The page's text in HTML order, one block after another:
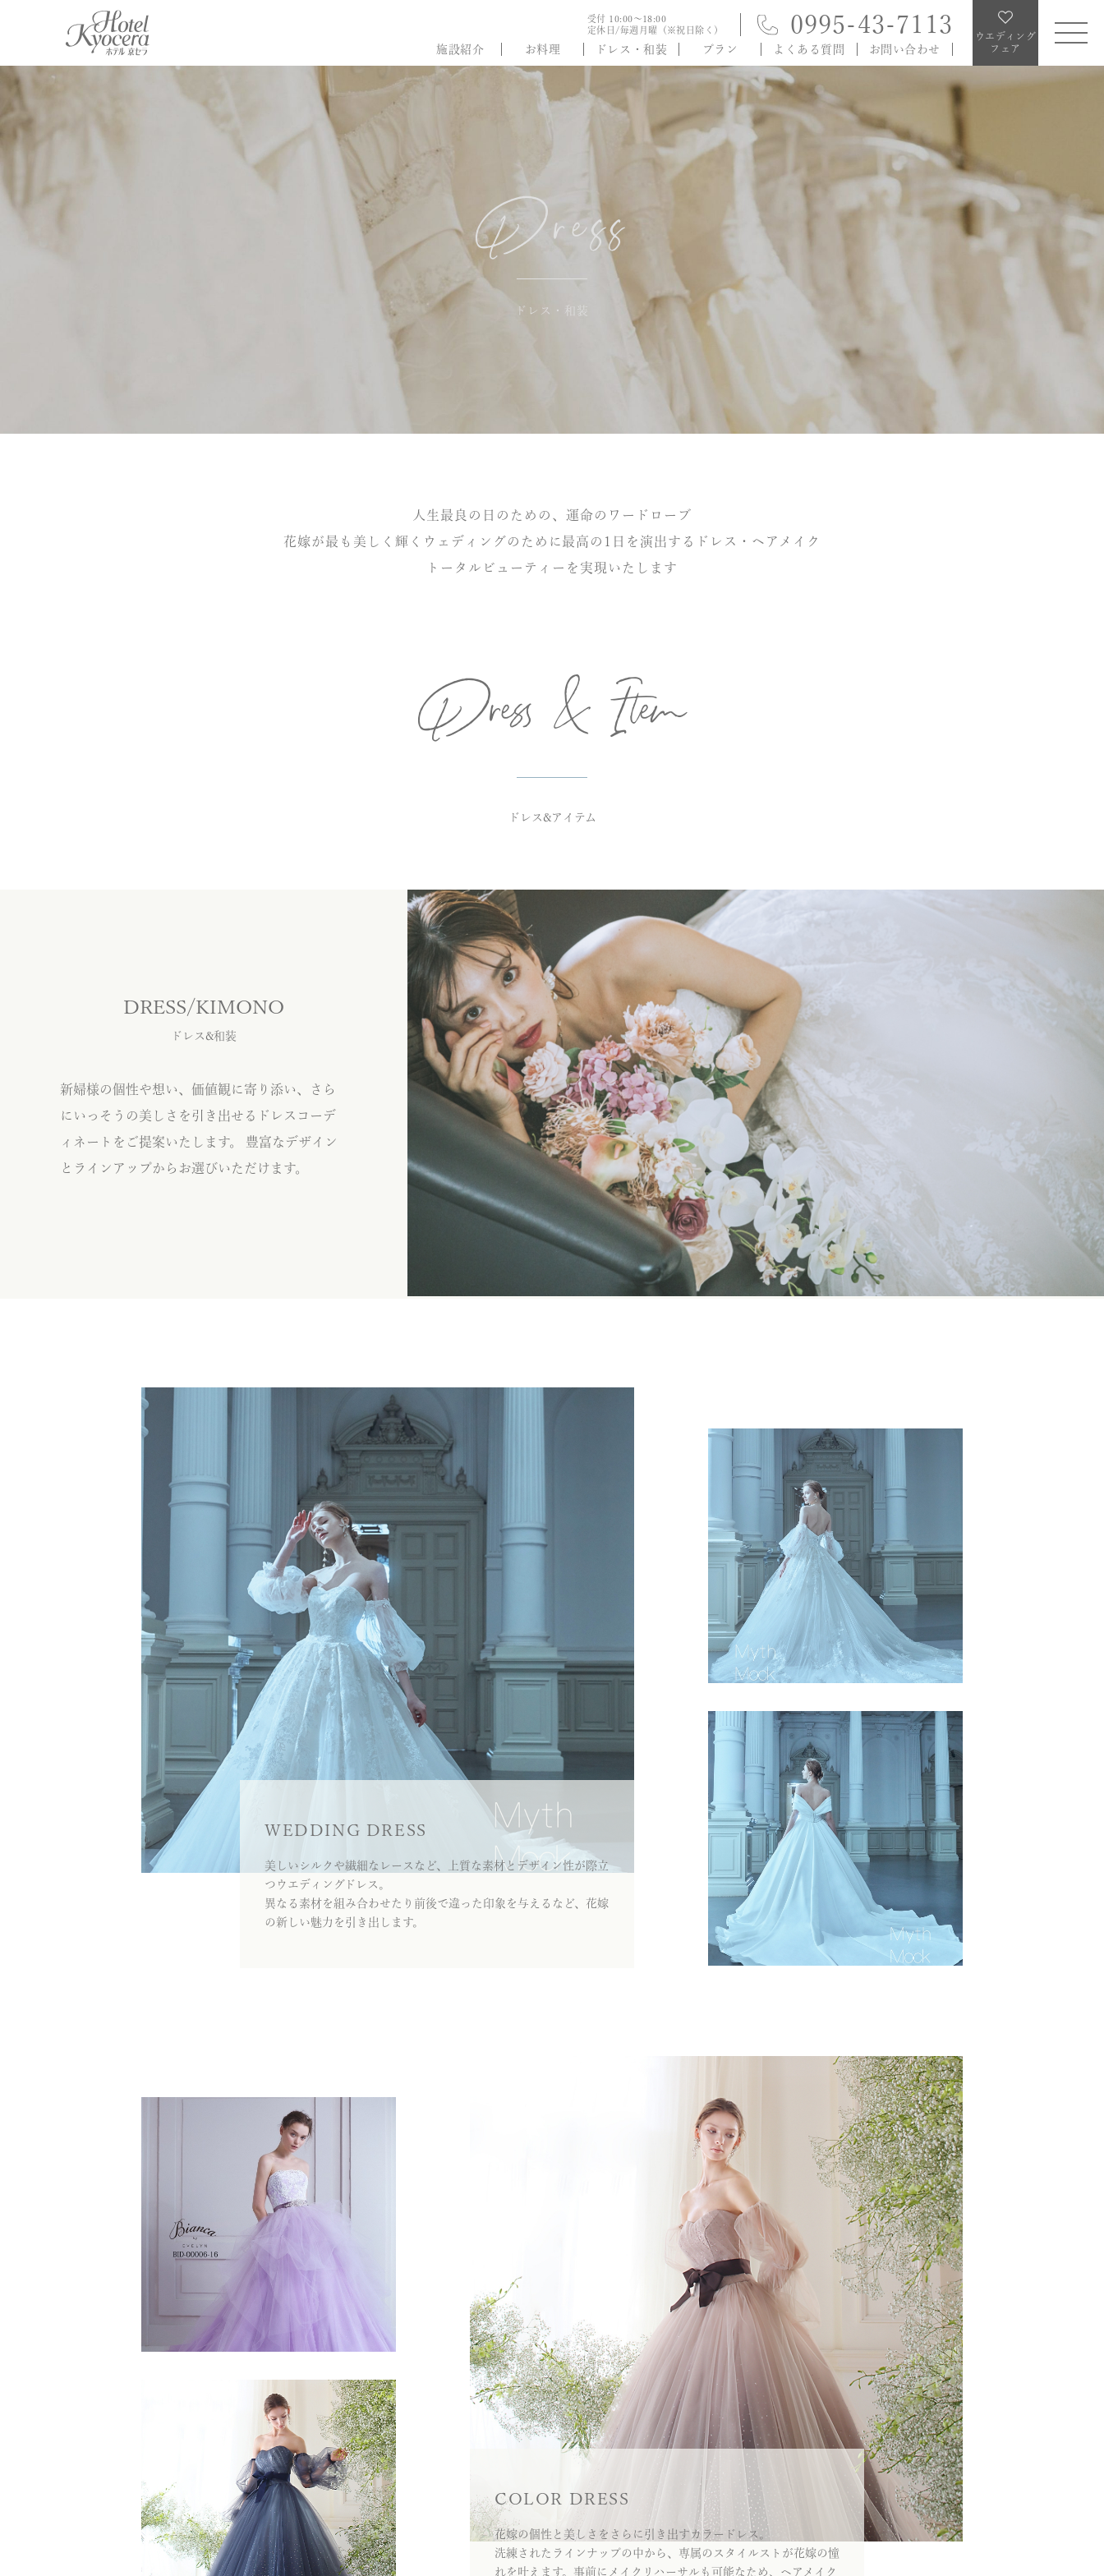
受付 10:00～18:00
定休日/毎週月曜（※祝日除く）
0995-43-7113
施設紹介 お料理 ドレス・和装 プラン よくある質問 お問い合わせ
ウエディング
フェア
Dress
ドレス・和装
人生最良の日のための、運命のワードローブ
花嫁が最も美しく輝くウェディングのために最高の1日を演出するドレス・ヘアメイク
トータルビューティーを実現いたします
Dress & Item
ドレス&アイテム
DRESS/KIMONO
ドレス&和装
新婦様の個性や想い、価値観に寄り添い、さら
にいっそうの美しさを引き出せるドレスコーデ
ィネートをご提案いたします。 豊富なデザイン
とラインアップからお選びいただけます。
WEDDING DRESS
美しいシルクや繊細なレースなど、上質な素材とデザイン性が際立
つウエディングドレス。
異なる素材を組み合わせたり前後で違った印象を与えるなど、花嫁
の新しい魅力を引き出します。
COLOR DRESS
花嫁の個性と美しさをさらに引き出すカラードレス。
洗練されたラインナップの中から、専属のスタイルストが花嫁の憧
れを叶えます。事前にメイクリハーサルも可能なため、ヘアメイク